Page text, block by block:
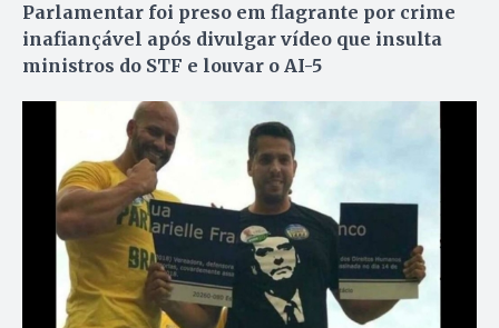
Parlamentar foi preso em flagrante por crime
inafiançável após divulgar vídeo que insulta
ministros do STF e louvar o AI-5